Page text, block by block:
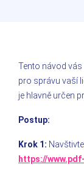
Tento návod
pro správu vaší
je hlavně určen
Postup:
Krok 1:
https://